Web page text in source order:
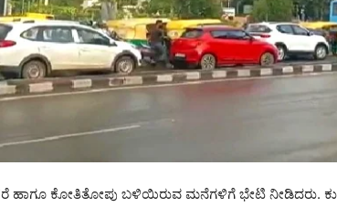
ಕೋತಿತೋಪು ಬಳಿಯಿರುವ ಮನೆಗಳಿಗೆ ಭೇಟಿ ನೀಡಿದರು.